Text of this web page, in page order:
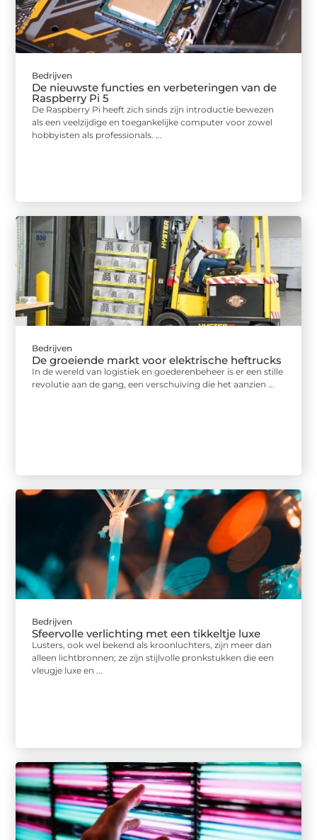
Bedrijven
De nieuwste functies en verbeteringen van de
Raspberry Pi 5
De Raspberry Pi heeft zich sinds zijn introductie bewezen
als een veelzijdige en toegankelijke computer voor zowel
hobbyisten als professionals. ...
Bedrijven
De groeiende markt voor elektrische heftrucks
In de wereld van logistiek en goederenbeheer is er een stille
revolutie aan de gang, een verschuiving die het aanzien ...
Bedrijven
Sfeervolle verlichting met een tikkeltje luxe
Lusters, ook wel bekend als kroonluchters, zijn meer dan
alleen lichtbronnen; ze zijn stijlvolle pronkstukken die een
vleugje luxe en ...